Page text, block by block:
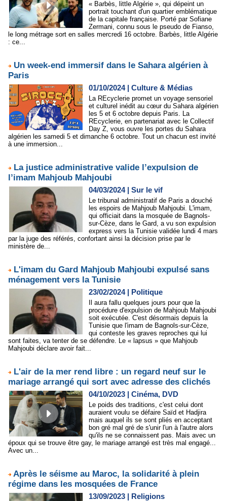
« Barbès, little Algérie », qui dépeint un
portrait touchant d'un quartier emblématique
de la capitale française. Porté par Sofiane
Zermani, connu sous le pseudo de Fianso,
le long métrage sort en salles mercredi 16 octobre. Barbès, little Algérie
: ce...
Un week-end immersif dans le Sahara algérien à
Paris
01/10/2024| Culture & Médias
La REcyclerie promet un voyage sensoriel
et culturel inédit au cœur du Sahara algérien
les 5 et 6 octobre depuis Paris. La
REcyclerie, en partenariat avec le Collectif
Day Z, vous ouvre les portes du Sahara
algérien les samedi 5 et dimanche 6 octobre. Tout un chacun est invité
à une immersion...
La justice administrative valide l’expulsion de
l’imam Mahjoub Mahjoubi
04/03/2024| Sur le vif
Le tribunal administratif de Paris a douché
les espoirs de Mahjoub Mahjoubi. L'imam,
qui officiait dans la mosquée de Bagnols-
sur-Cèze, dans le Gard, a vu son expulsion
express vers la Tunisie validée lundi 4 mars
par la juge des référés, confortant ainsi la décision prise par le
ministère de...
L'imam du Gard Mahjoub Mahjoubi expulsé sans
ménagement vers la Tunisie
23/02/2024| Politique
Il aura fallu quelques jours pour que la
procédure d'expulsion de Mahjoub Mahjoubi
soit exécutée. C'est désormais depuis la
Tunisie que l'imam de Bagnols-sur-Cèze,
qui conteste les graves reproches qui lui
sont faites, va tenter de se défendre. Le « lapsus » que Mahjoub
Mahjoubi déclare avoir fait...
L'air de la mer rend libre : un regard neuf sur le
mariage arrangé qui sort avec adresse des clichés
04/10/2023 | Cinéma, DVD
Le poids des traditions, c'est celui dont
auraient voulu se défaire Saïd et Hadjira
mais auquel ils se sont pliés en acceptant
bon gré mal gré de s'unir l'un à l'autre alors
qu'ils ne se connaissent pas. Mais avec un
époux qui se trouve être gay, le mariage arrangé est très mal engagé...
Avec un...
Après le séisme au Maroc, la solidarité à plein
régime dans les mosquées de France
13/09/2023 | Religions